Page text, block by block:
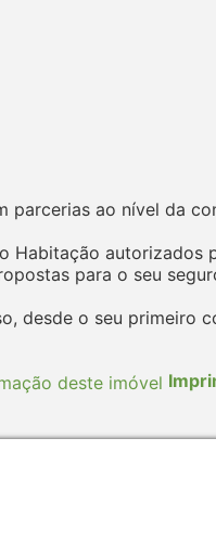
parcerias ao nível da
Habitação autorizados
para o seu
desde o seu primeiro